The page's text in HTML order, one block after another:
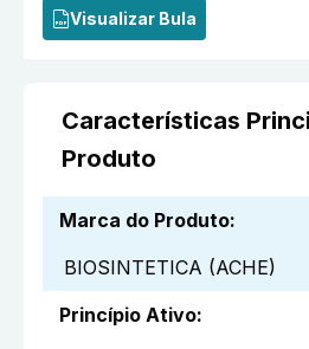
Visualizar Bula
Características
Produto
Marca do Produto:
BIOSINTETICA (ACHE)
Princípio Ativo: